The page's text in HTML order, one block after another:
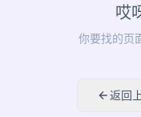
哎
你要找的页
返回